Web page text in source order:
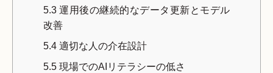
5.3 運用後の継続的なデータ更新とモデル
改善
5.4 適切な人の介在設計
5.5 現場でのAIリテラシーの低さ